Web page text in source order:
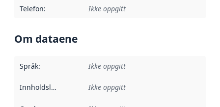
Telefon: Ikke oppgitt
Om dataene
Språk: Ikke oppgitt
Innholdsleverandører :
Ikke oppgitt